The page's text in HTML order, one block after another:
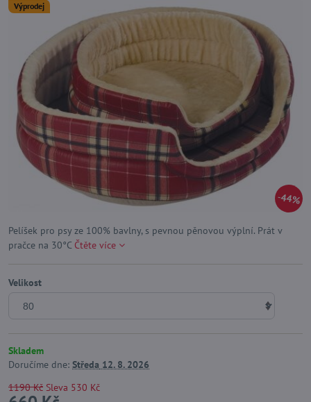
Výprodej
44%
Pelíšek pro psy ze 100% bavlny, s pevnou pěnovou výplní. Prát v
pračce na 30°C Čtěte více
Velikost
Skladem
Doručíme dne: Středa 12. 8. 2026
1190 Kč Sleva 530 Kč